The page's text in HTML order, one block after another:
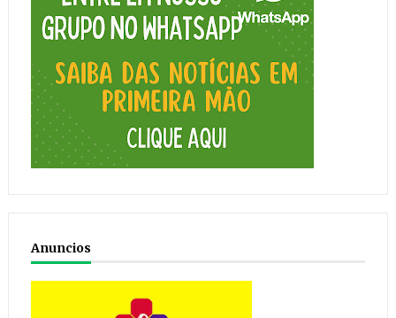
Anuncios